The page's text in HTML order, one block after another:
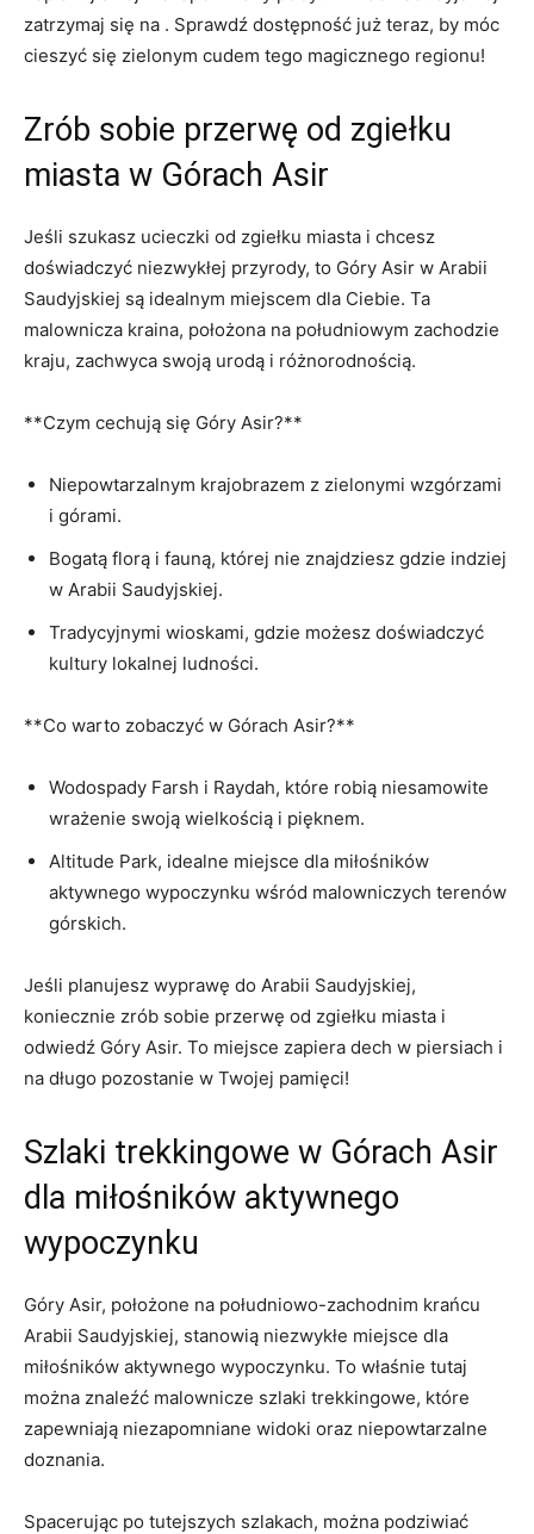
zatrzymaj⁢ się na . Sprawdź dostępność ⁤już teraz,‌ by móc
cieszyć się‌ zielonym cudem tego magicznego regionu!
Zrób ​sobie przerwę⁣ od zgiełku
miasta w Górach Asir
Jeśli szukasz ucieczki ⁣od zgiełku⁢ miasta i chcesz
doświadczyć niezwykłej przyrody,​ to Góry ⁤Asir ⁤w Arabii
Saudyjskiej‍ są idealnym‍ miejscem dla Ciebie. Ta
⁤malownicza kraina, położona na południowym ‌zachodzie
kraju, zachwyca swoją urodą i różnorodnością.
**Czym cechują się ​Góry Asir?**
Niepowtarzalnym krajobrazem⁣ z zielonymi wzgórzami
i górami.
Bogatą florą i fauną, której‍ nie znajdziesz gdzie indziej
w Arabii⁣ Saudyjskiej.
Tradycyjnymi wioskami, gdzie ‍możesz doświadczyć
kultury lokalnej ludności.
**Co warto zobaczyć w Górach Asir?**
Wodospady Farsh ‌i​ Raydah, ⁢które ⁣robią niesamowite
wrażenie swoją wielkością i pięknem.
Altitude Park, idealne miejsce dla miłośników
aktywnego wypoczynku wśród‌ malowniczych ⁣terenów
górskich.
Jeśli planujesz wyprawę‍ do Arabii⁤ Saudyjskiej,
koniecznie zrób sobie przerwę od zgiełku miasta‍ i
odwiedź⁢ Góry Asir. ⁤To miejsce ⁣zapiera dech w piersiach i
na długo pozostanie ‌w Twojej‍ pamięci!
Szlaki trekkingowe w Górach Asir
dla miłośników aktywnego​
wypoczynku
Góry Asir, położone na południowo-zachodnim krańcu
Arabii Saudyjskiej, stanowią niezwykłe⁤ miejsce dla
miłośników‌ aktywnego wypoczynku. To właśnie ‌tutaj
można znaleźć malownicze szlaki trekkingowe, które
zapewniają niezapomniane widoki oraz niepowtarzalne
doznania.
Spacerując po ⁤tutejszych szlakach, można ⁣podziwiać